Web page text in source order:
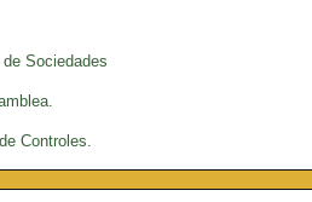
Sociedades
Controles.